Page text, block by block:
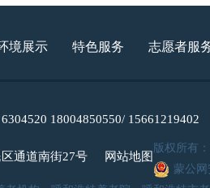
境展示 特色服务 志愿者服
18004850550/ 15661219402
通道南街27号 网站地图
版权所有
蒙公网